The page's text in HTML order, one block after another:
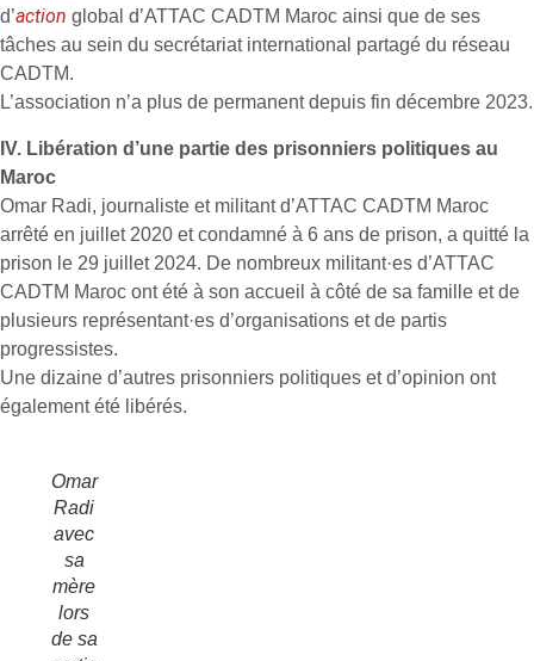
d’action global d’ATTAC CADTM Maroc ainsi que de ses
tâches au sein du secrétariat international partagé du réseau
CADTM.
L’association n’a plus de permanent depuis fin décembre 2023.
IV. Libération d’une partie des prisonniers politiques au
Maroc
Omar Radi, journaliste et militant d’ATTAC CADTM Maroc
arrêté en juillet 2020 et condamné à 6 ans de prison, a quitté la
prison le 29 juillet 2024. De nombreux militant·es d’ATTAC
CADTM Maroc ont été à son accueil à côté de sa famille et de
plusieurs représentant·es d’organisations et de partis
progressistes.
Une dizaine d’autres prisonniers politiques et d’opinion ont
également été libérés.
Omar
Radi
avec
sa
mère
lors
de sa